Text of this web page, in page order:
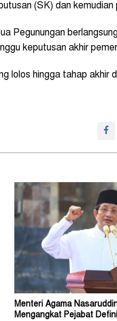
(SK) dan kemudian
Pegunungan
keputusan akhir
lolos hingga tahap akhir
Menteri Agama
Mengangkat Pejabat